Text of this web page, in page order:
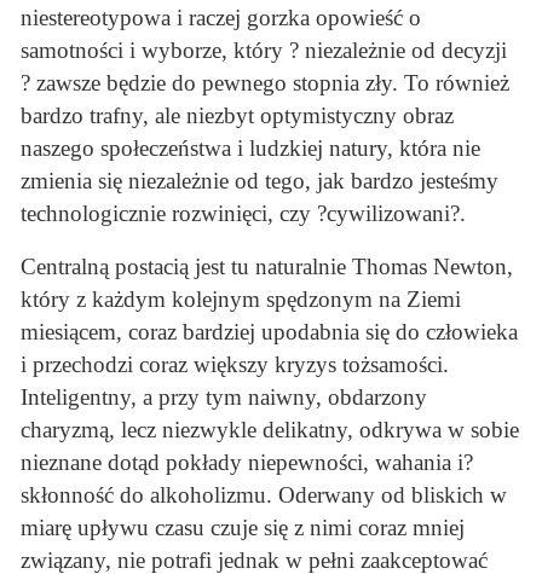
niestereotypowa i raczej gorzka opowieść o
samotności i wyborze, który ? niezależnie od decyzji
? zawsze będzie do pewnego stopnia zły. To również
bardzo trafny, ale niezbyt optymistyczny obraz
naszego społeczeństwa i ludzkiej natury, która nie
zmienia się niezależnie od tego, jak bardzo jesteśmy
technologicznie rozwinięci, czy ?cywilizowani?.
Centralną postacią jest tu naturalnie Thomas Newton,
który z każdym kolejnym spędzonym na Ziemi
miesiącem, coraz bardziej upodabnia się do człowieka
i przechodzi coraz większy kryzys tożsamości.
Inteligentny, a przy tym naiwny, obdarzony
charyzmą, lecz niezwykle delikatny, odkrywa w sobie
nieznane dotąd pokłady niepewności, wahania i?
skłonność do alkoholizmu. Oderwany od bliskich w
miarę upływu czasu czuje się z nimi coraz mniej
związany, nie potrafi jednak w pełni zaakceptować